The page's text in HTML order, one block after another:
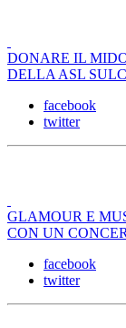
DONARE IL
DELLA ASL
facebook
twitter
GLAMOUR E
CON UN
facebook
twitter